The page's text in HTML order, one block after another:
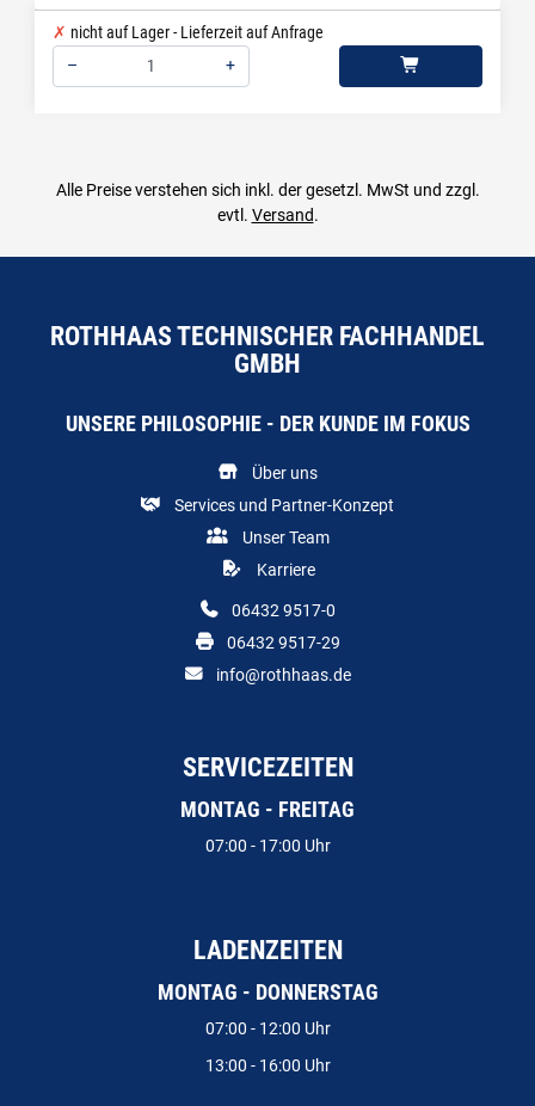
nicht auf Lager - Lieferzeit auf Anfrage
–
+
Alle Preise verstehen sich inkl. der gesetzl. MwSt und zzgl.
evtl. Versand.
ROTHHAAS TECHNISCHER FACHHANDEL
GMBH
UNSERE PHILOSOPHIE - DER KUNDE IM FOKUS
Über uns
Services und Partner-Konzept
Unser Team
Karriere
06432 9517-0
06432 9517-29
info@rothhaas.de
SERVICEZEITEN
MONTAG - FREITAG
07:00 - 17:00 Uhr
LADENZEITEN
MONTAG - DONNERSTAG
07:00 - 12:00 Uhr
13:00 - 16:00 Uhr